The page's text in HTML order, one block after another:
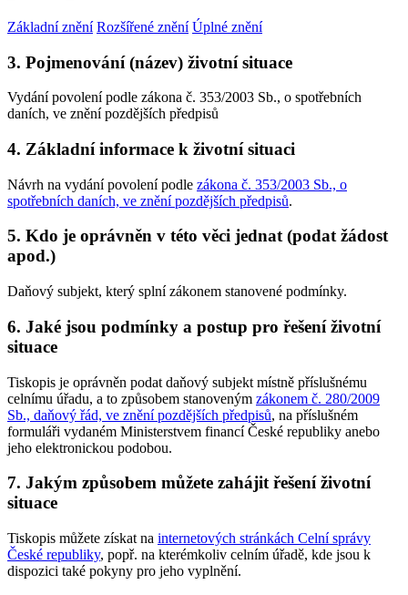
Základní znění Rozšířené znění Úplné znění
3. Pojmenování (název) životní situace
Vydání povolení podle zákona č. 353/2003 Sb., o spotřebních
daních, ve znění pozdějších předpisů
4. Základní informace k životní situaci
Návrh na vydání povolení podle zákona č. 353/2003 Sb., o
spotřebních daních, ve znění pozdějších předpisů.
5. Kdo je oprávněn v této věci jednat (podat žádost
apod.)
Daňový subjekt, který splní zákonem stanovené podmínky.
6. Jaké jsou podmínky a postup pro řešení životní
situace
Tiskopis je oprávněn podat daňový subjekt místně příslušnému
celnímu úřadu, a to způsobem stanoveným zákonem č. 280/2009
Sb., daňový řád, ve znění pozdějších předpisů, na příslušném
formuláři vydaném Ministerstvem financí České republiky anebo
jeho elektronickou podobou.
7. Jakým způsobem můžete zahájit řešení životní
situace
Tiskopis můžete získat na internetových stránkách Celní správy
České republiky, popř. na kterémkoliv celním úřadě, kde jsou k
dispozici také pokyny pro jeho vyplnění.